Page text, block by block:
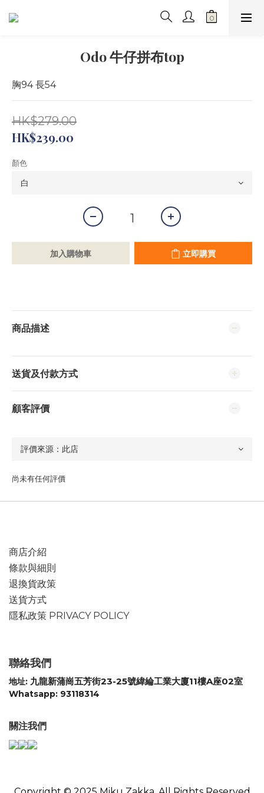
Odo 牛仔拼布top
胸94 長54
HK$279.00
HK$239.00
顏色
加入購物車 立即購買
商品描述
送貨及付款方式
顧客評價
尚未有任何評價
商店介紹
條款與細則
退換貨政策
送貨方式
隱私政策 PRIVACY POLICY
聯絡我們
地址: 九龍新蒲崗五芳街23-25號緯綸工業大廈11樓A座02室
Whatsapp: 93118314
關注我們